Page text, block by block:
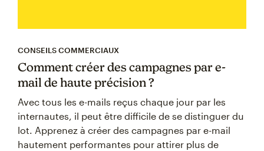
CONSEILS COMMERCIAUX
Comment créer des campagnes par e-
mail de haute précision ?
Avec tous les e-mails reçus chaque jour par les
internautes, il peut être difficile de se distinguer du
lot. Apprenez à créer des campagnes par e-mail
hautement performantes pour attirer plus de